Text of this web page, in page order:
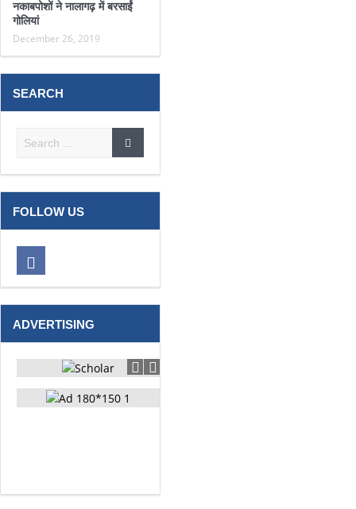
नकाबपोशों ने नालागढ़ में बरसाईं
गोलियां
December 26, 2019
SEARCH
FOLLOW US
ADVERTISING